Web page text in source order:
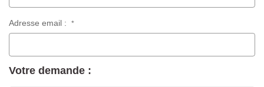
Adresse email : *
Votre demande :